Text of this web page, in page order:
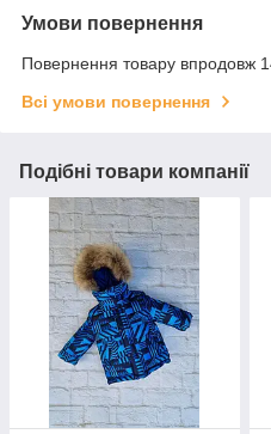
Умови повернення
Повернення товару впродовж
Всі умови повернення
Подібні товари компанії